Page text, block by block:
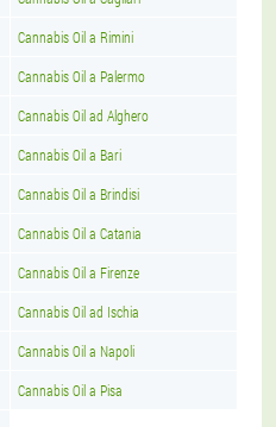
Cannabis Oil a Rimini
Cannabis Oil a Palermo
Cannabis Oil ad Alghero
Cannabis Oil a Bari
Cannabis Oil a Brindisi
Cannabis Oil a Catania
Cannabis Oil a Firenze
Cannabis Oil ad Ischia
Cannabis Oil a Napoli
Cannabis Oil a Pisa